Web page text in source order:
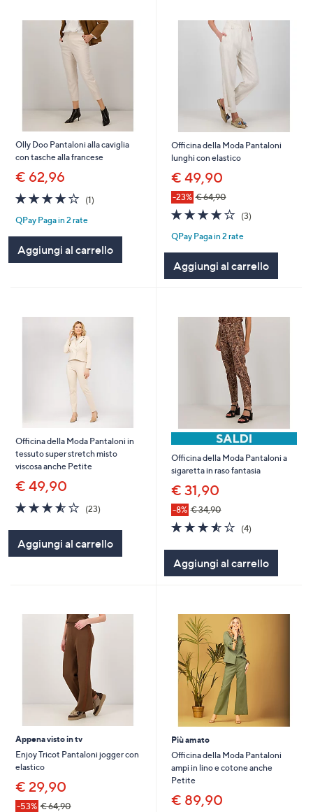
Olly Doo Pantaloni alla caviglia
con tasche alla francese
€ 62,96
4.0
of
5
(1)1
QPay Paga in 2 rate
Aggiungi al carrello
Officina della Moda Pantaloni
lunghi con elastico
€ 49,90
-23% € 64,90
3.7
of
5
(3)3
QPay Paga in 2 rate
Aggiungi al carrello
Officina della Moda Pantaloni in
tessuto super stretch misto
viscosa anche Petite
€ 49,90
3.5
of
5
Stars
(23)23
Aggiungi al carrello
Officina della Moda Pantaloni a
sigaretta in raso fantasia
€ 31,90
-8% € 34,90
3.5
of
5
Stars
(4)4
Aggiungi al carrello
Appena visto in tv
Enjoy Tricot Pantaloni jogger con
elastico
€ 29,90
-53% € 64,90
Più amato
Officina della Moda Pantaloni
ampi in lino e cotone anche
Petite
€ 89,90